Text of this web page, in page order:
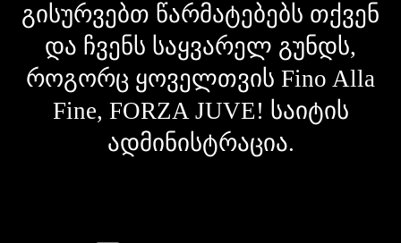
გისურვებთ წარმატებებს თქვენ
და ჩვენს საყვარელ გუნდს,
როგორც ყოველთვის Fino Alla
Fine, FORZA JUVE! საიტის
ადმინისტრაცია.